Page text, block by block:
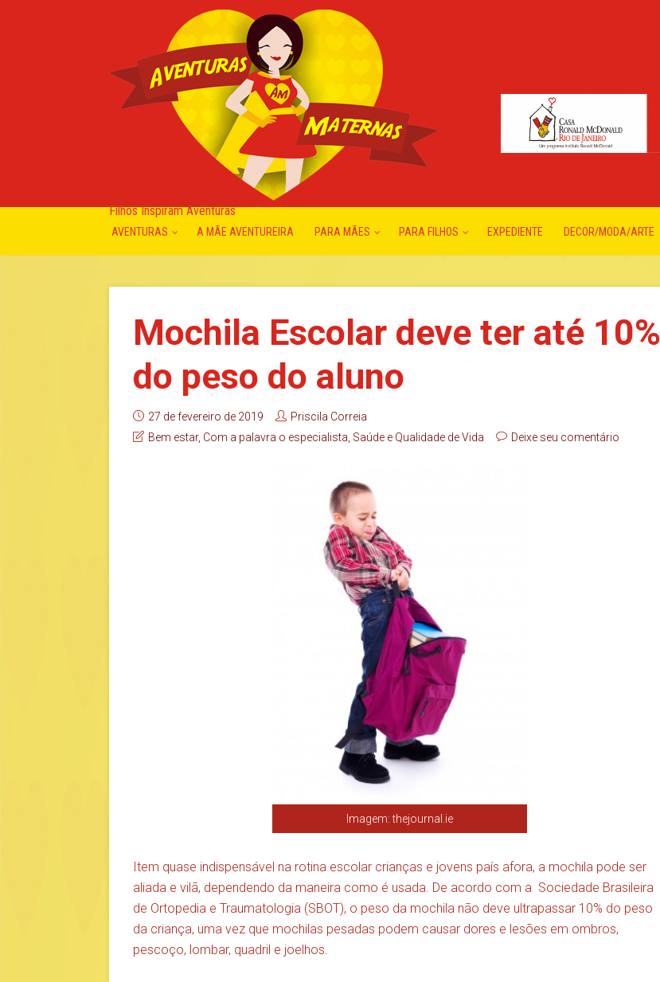
Filhos Inspiram Aventuras
AVENTURAS A MÃE AVENTUREIRA PARA MÃES PARA FILHOS EXPEDIENTE DECOR/MODA/ARTE
Mochila Escolar deve ter até 10%
do peso do aluno
27 de fevereiro de 2019
Priscila Correia
Bem estar, Com a palavra o especialista Saúde e Qualidade de Vida Deixe seu comentário
Imagem: thejournal.ie
Item quase indispensável na rotina escolar crianças e jovens país afora, a mochila pode ser
aliada e vilã, dependendo da maneira como é usada. De acordo com a Sociedade Brasileira
de Ortopedia e Traumatologia (SBOT), o peso da mochila não deve ultrapassar 10% do peso
da criança, uma vez que mochilas pesadas podem causar dores e lesões em ombros,
pescoço, lombar, quadril e joelhos.